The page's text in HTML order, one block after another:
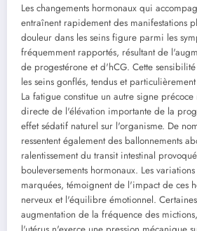
Les changements hormonaux qui
entraînent rapidement des manifestations
douleur dans les seins figure parmi les
fréquemment rapportés, résultant de
de progestérone et d'hCG. Cette
les seins gonflés, tendus et
La fatigue constitue un autre signe
directe de l'élévation importante de la
effet sédatif naturel sur l'organisme. De
ressentent également des ballonnements
ralentissement du transit intestinal
bouleversements hormonaux. Les
marquées, témoignent de l'impact de ces
nerveux et l'équilibre émotionnel.
augmentation de la fréquence des